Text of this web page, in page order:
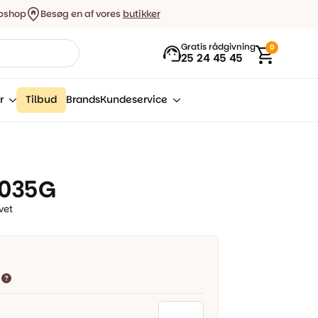
Besøg en af vores butikker
Gratis rådgivning
25 24 45 45
0
Tilbud BrandsKundeservice